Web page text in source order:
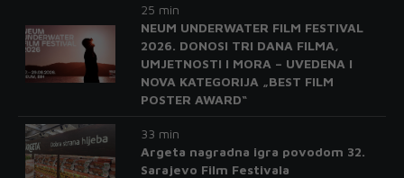
25 min
NEUM UNDERWATER FILM FESTIVAL
2026. DONOSI TRI DANA FILMA,
UMJETNOSTI I MORA – UVEDENA I
NOVA KATEGORIJA „BEST FILM
POSTER AWARD“
33 min
Argeta nagradna igra povodom 32.
Sarajevo Film Festivala